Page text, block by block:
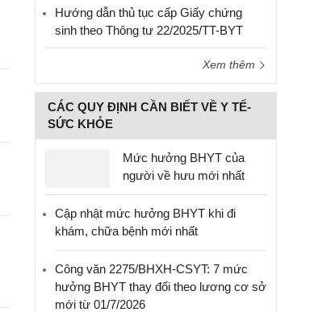
Hướng dẫn thủ tục cấp Giấy chứng
sinh theo Thông tư 22/2025/TT-BYT
Xem thêm
CÁC QUY ĐỊNH CẦN BIẾT VỀ Y TẾ-
SỨC KHỎE
Mức hưởng BHYT của
người về hưu mới nhất
Cập nhật mức hưởng BHYT khi đi
khám, chữa bệnh mới nhất
Công văn 2275/BHXH-CSYT: 7 mức
hưởng BHYT thay đổi theo lương cơ sở
mới từ 01/7/2026